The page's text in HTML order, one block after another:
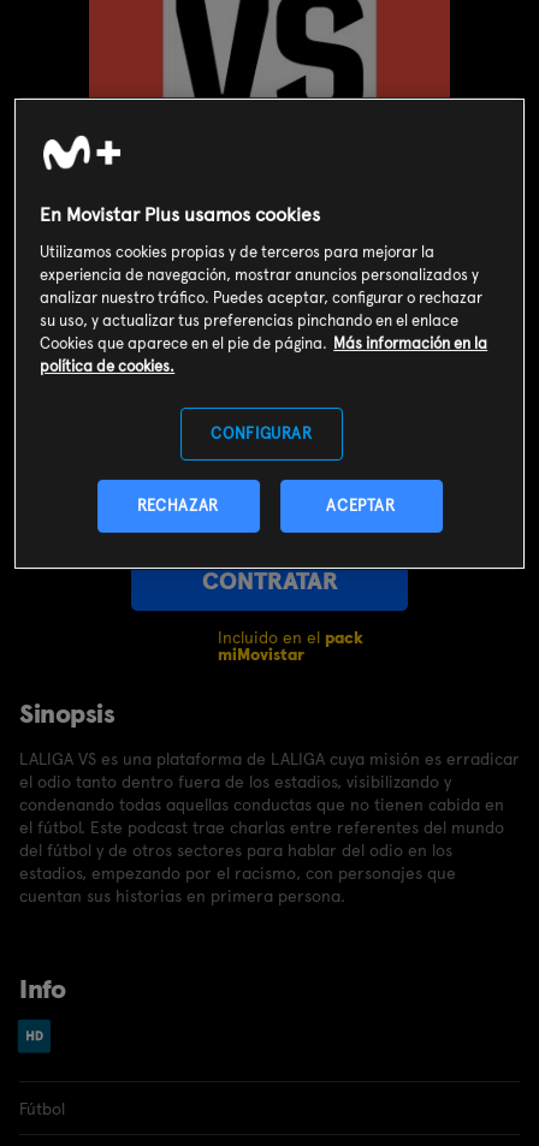
Valoración de usuarios
3 216
SOY CLIENTE
CONTRATAR
Incluido en el pack
miMovistar
Sinopsis
LALIGA VS es una plataforma de LALIGA cuya misión es erradicar
el odio tanto dentro fuera de los estadios, visibilizando y
condenando todas aquellas conductas que no tienen cabida en
el fútbol. Este podcast trae charlas entre referentes del mundo
del fútbol y de otros sectores para hablar del odio en los
estadios, empezando por el racismo, con personajes que
cuentan sus historias en primera persona.
Info
Fútbol
En Movistar Plus usamos cookies
Utilizamos cookies propias y de terceros para mejorar la
experiencia de navegación, mostrar anuncios personalizados y
analizar nuestro tráfico. Puedes aceptar, configurar o rechazar
su uso, y actualizar tus preferencias pinchando en el enlace
Cookies que aparece en el pie de página. Más información en la
política de cookies.
CONFIGURAR
RECHAZAR ACEPTAR